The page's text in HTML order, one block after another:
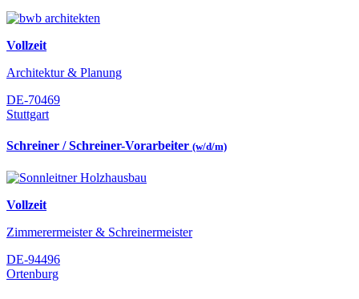
Vollzeit
Architektur & Planung
DE-70469
Stuttgart
Schreiner / Schreiner-Vorarbeiter (w/d/m)
Vollzeit
Zimmerermeister & Schreinermeister
DE-94496
Ortenburg